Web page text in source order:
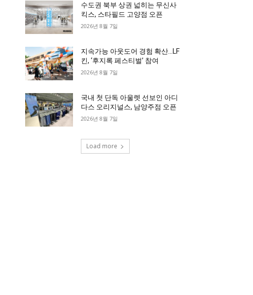
수도권 북부 상권 넓히는 무신사
킥스, 스타필드 고양점 오픈
2026년 8월 7일
지속가능 아웃도어 경험 확산…LF
킨, ‘후지록 페스티벌’ 참여
2026년 8월 7일
국내 첫 단독 아울렛 선보인 아디
다스 오리지널스, 남양주점 오픈
2026년 8월 7일
Load more